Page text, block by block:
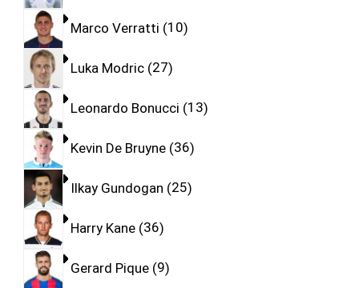
Marco Verratti 10
Luka Modric 27
Leonardo Bonucci 13
Kevin De Bruyne 36
Ilkay Gundogan 25
Harry Kane 36
Gerard Pique 9